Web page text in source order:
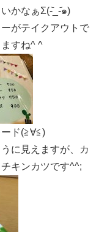
かなぁΣ(-᷅_-᷄๑)
がテイクアウトで
すね^ ^
ド(≧∀≦)
に見えますが、カ
キンカツです^^;